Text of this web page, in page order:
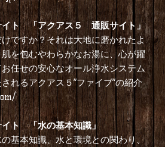
イト 「アクアス５ 通販サイト」
ですか？それは大地に磨かれたよ
を包むやわらかなお湯に、心が躍
任せの安心なオール浄水システム
れるアクアス５“ファイブ”の紹介
イト 「水の基本知識」
基本知識、水と環境との関わり、